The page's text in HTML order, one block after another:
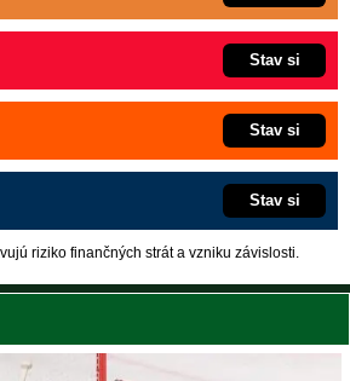
Stav si
Stav si
Stav si
riziko finančných strát a vzniku závislosti.